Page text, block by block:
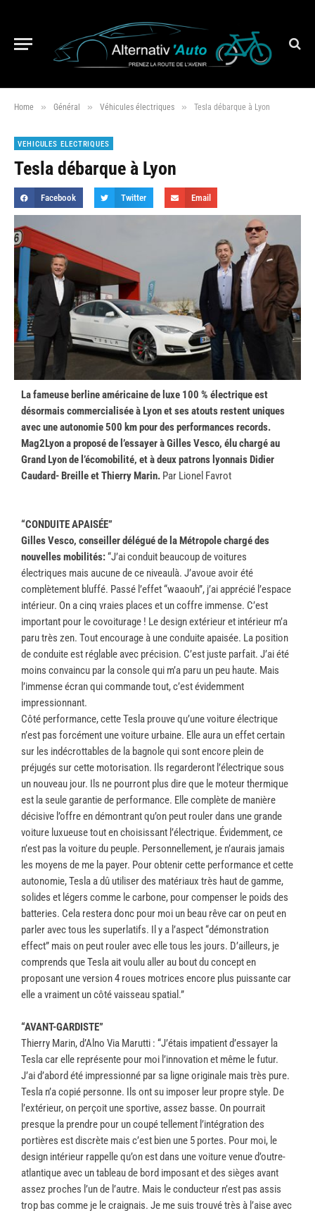
Home » Général » Véhicules électriques » Tesla débarque à Lyon
VEHICULES ELECTRIQUES
Tesla débarque à Lyon
Facebook Twitter Email
La fameuse berline américaine de luxe 100 % électrique est
désormais commercialisée à Lyon et ses atouts restent uniques
avec une autonomie 500 km pour des performances records.
Mag2Lyon a proposé de l’essayer à Gilles Vesco, élu chargé au
Grand Lyon de l’écomobilité, et à deux patrons lyonnais Didier
Caudard- Breille et Thierry Marin. Par Lionel Favrot
“CONDUITE APAISÉE”
Gilles Vesco, conseiller délégué de la Métropole chargé des
nouvelles mobilités:“J’ai conduit beaucoup de voitures
électriques mais aucune de ce niveaulà. J’avoue avoir été
complètement bluffé. Passé l’effet “waaouh”, j’ai apprécié l’espace
intérieur. On a cinq vraies places et un coffre immense. C’est
important pour le covoiturage ! Le design extérieur et intérieur m’a
paru très zen. Tout encourage à une conduite apaisée. La position
de conduite est réglable avec précision. C’est juste parfait. J’ai été
moins convaincu par la console qui m’a paru un peu haute. Mais
l’immense écran qui commande tout, c’est évidemment
impressionnant.
Côté performance, cette Tesla prouve qu’une voiture électrique
n’est pas forcément une voiture urbaine. Elle aura un effet certain
sur les indécrottables de la bagnole qui sont encore plein de
préjugés sur cette motorisation. Ils regarderont l’électrique sous
un nouveau jour. Ils ne pourront plus dire que le moteur thermique
est la seule garantie de performance. Elle complète de manière
décisive l’offre en démontrant qu’on peut rouler dans une grande
voiture luxueuse tout en choisissant l’électrique. Évidemment, ce
n’est pas la voiture du peuple. Personnellement, je n’aurais jamais
les moyens de me la payer. Pour obtenir cette performance et cette
autonomie, Tesla a dû utiliser des matériaux très haut de gamme,
solides et légers comme le carbone, pour compenser le poids des
batteries. Cela restera donc pour moi un beau rêve car on peut en
parler avec tous les superlatifs. Il y a l’aspect “démonstration
effect” mais on peut rouler avec elle tous les jours. D’ailleurs, je
comprends que Tesla ait voulu aller au bout du concept en
proposant une version 4 roues motrices encore plus puissante car
elle a vraiment un côté vaisseau spatial.”
“AVANT-GARDISTE”
Thierry Marin, d’Alno Via Marutti : “J’étais impatient d’essayer la
Tesla car elle représente pour moi l’innovation et même le futur.
J’ai d’abord été impressionné par sa ligne originale mais très pure.
Tesla n’a copié personne. Ils ont su imposer leur propre style. De
l’extérieur, on perçoit une sportive, assez basse. On pourrait
presque la prendre pour un coupé tellement l’intégration des
portières est discrète mais c’est bien une 5 portes. Pour moi, le
design intérieur rappelle qu’on est dans une voiture venue d’outre-
atlantique avec un tableau de bord imposant et des sièges avant
assez proches l’un de l’autre. Mais le conducteur n’est pas assis
trop bas comme je le craignais. Je me suis trouvé très à l’aise avec